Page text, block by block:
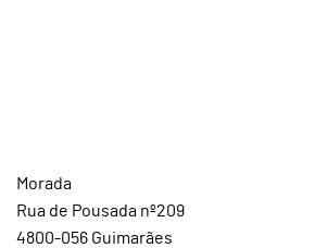
Morada
Rua de Pousada nº209
4800-056 Guimarães